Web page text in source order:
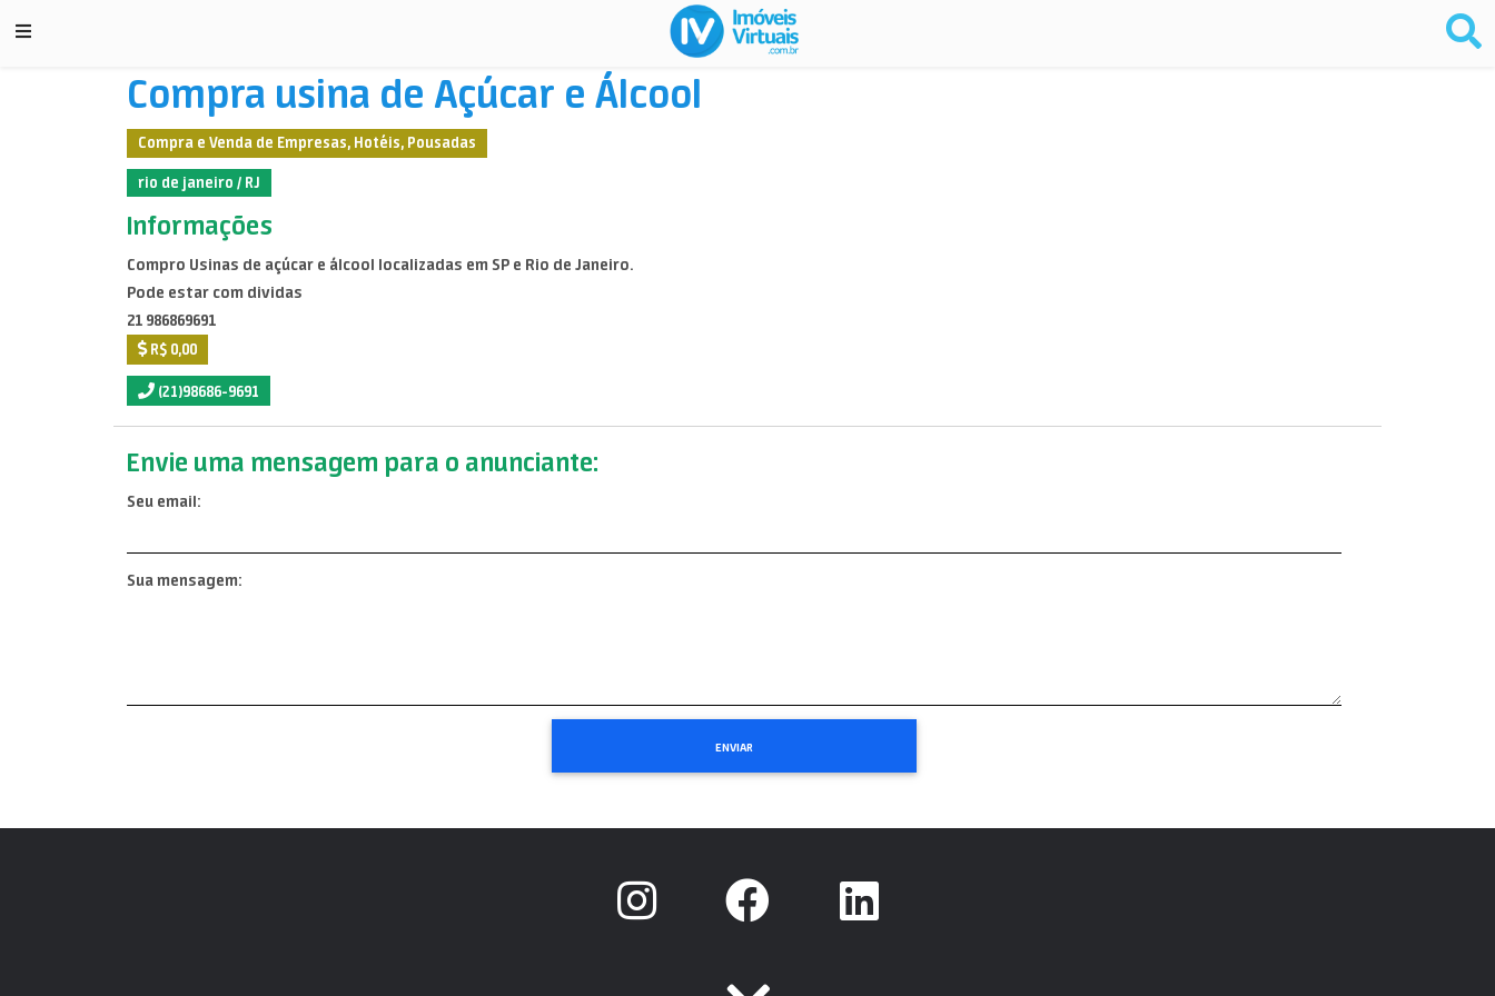
Compra usina de Açúcar e Álcool
Compra e Venda de Empresas, Hotéis, Pousadas
rio de janeiro / RJ
Informações
Compro Usinas de açúcar e álcool localizadas em SP e Rio de Janeiro.
Pode estar com dividas
21 986869691
R$ 0,00
(21)98686-9691
Envie uma mensagem para o anunciante:
Seu email:
Sua mensagem: